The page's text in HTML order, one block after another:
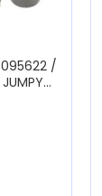
095622 /
JUMPY